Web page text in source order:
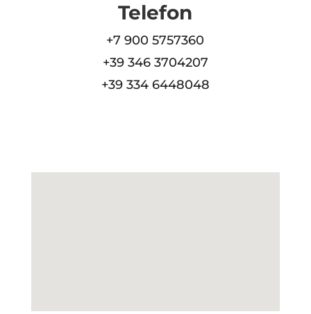
Telefon
+7 900 5757360
+39 346 3704207
+39 334 6448048